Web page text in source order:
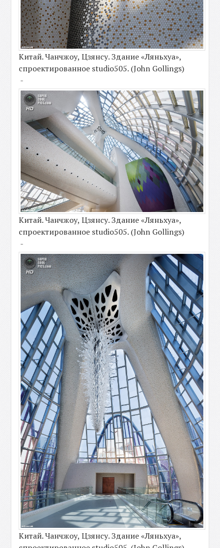
Китай. Чанчжоу, Цзянсу. Здание «Ляньхуа»,
спроектированное studio505. (John Gollings)
-
Китай. Чанчжоу, Цзянсу. Здание «Ляньхуа»,
спроектированное studio505. (John Gollings)
-
Китай. Чанчжоу, Цзянсу. Здание «Ляньхуа»,